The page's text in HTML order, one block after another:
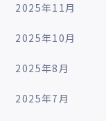
2025年11月
2025年10月
2025年8月
2025年7月